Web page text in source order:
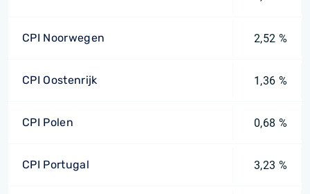
CPI Noorwegen 2,52 %
CPI Oostenrijk 1,36 %
CPI Polen 0,68 %
CPI Portugal 3,23 %